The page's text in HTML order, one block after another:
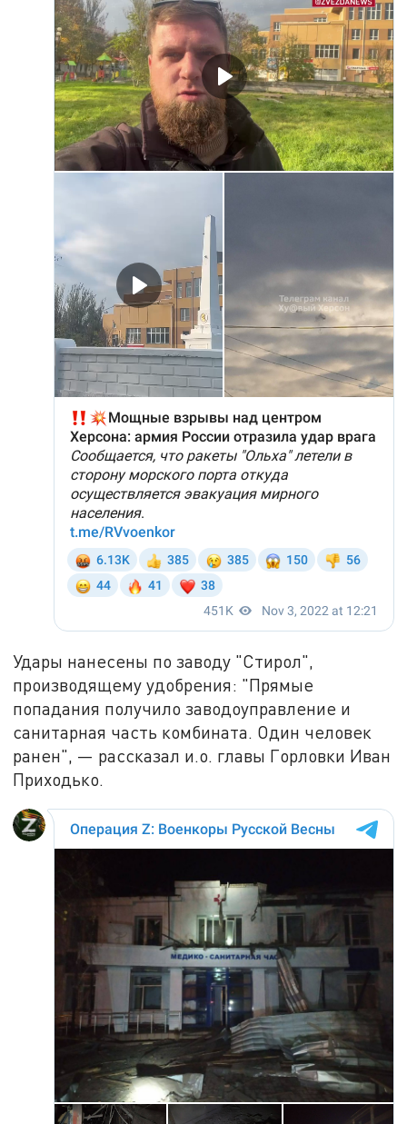
Удары нанесены по заводу "Стирол",
производящему удобрения: "Прямые
попадания получило заводоуправление и
санитарная часть комбината. Один человек
ранен", — рассказал и.о. главы Горловки Иван
Приходько.